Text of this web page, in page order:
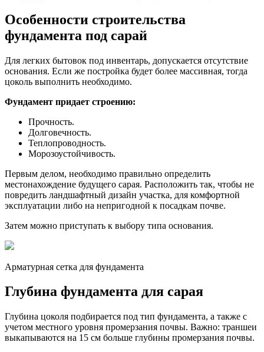
Особенности строительства
фундамента под сарай
Для легких бытовок под инвентарь, допускается отсутствие
основания. Если же постройка будет более массивная, тогда
цоколь выполнить необходимо.
Фундамент придает строению:
Прочность.
Долговечность.
Теплопроводность.
Морозоустойчивость.
Первым делом, необходимо правильно определить
местонахождение будущего сарая. Расположить так, чтобы не
повредить ландшафтный дизайн участка, для комфортной
эксплуатации либо на непригодной к посадкам почве.
Затем можно приступать к выбору типа основания.
Арматурная сетка для фундамента
Глубина фундамента для сарая
Глубина цоколя подбирается под тип фундамента, а также с
учетом местного уровня промерзания почвы. Важно: траншеи
выкапываются на 15 см больше глубины промерзания почвы.